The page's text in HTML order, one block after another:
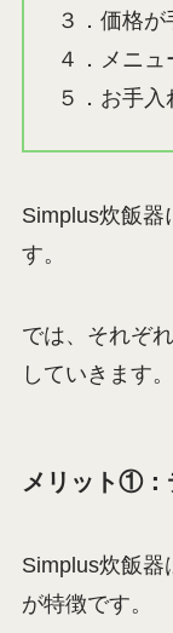
３．価格が
４．メニ
５．お手
Simplus炊飯器
す。
では、それぞ
していきます。
メリット①：
Simplus炊飯器
が特徴です。